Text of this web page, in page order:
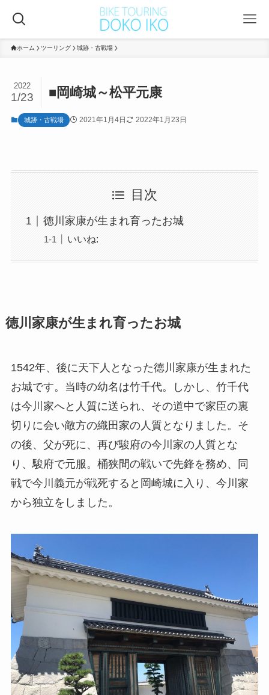
ホーム ツーリング 城跡・古戦場
■岡崎城～松平元康
2022
1/23
城跡・古戦場 2021年1月4日 2022年1月23日
目次
徳川家康が生まれ育ったお城
いいね:
徳川家康が生まれ育ったお城
1542年、後に天下人となった徳川家康が生まれた
お城です。当時の幼名は竹千代。しかし、竹千代
は今川家へと人質に送られ、その道中で家臣の裏
切りに会い敵方の織田家の人質となりました。そ
の後、父が死に、再び駿府の今川家の人質とな
り、駿府で元服。桶狭間の戦いで先鋒を務め、同
戦で今川義元が戦死すると岡崎城に入り、今川家
から独立をしました。